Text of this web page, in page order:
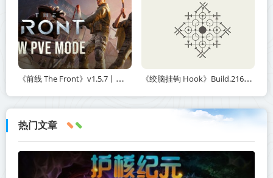
《前线 The Front》v1.5.7丨中文版网盘下载 《绞脑挂钩 Hook》Build.21678887-免安装中文版丨中文版网盘下载
热门文章